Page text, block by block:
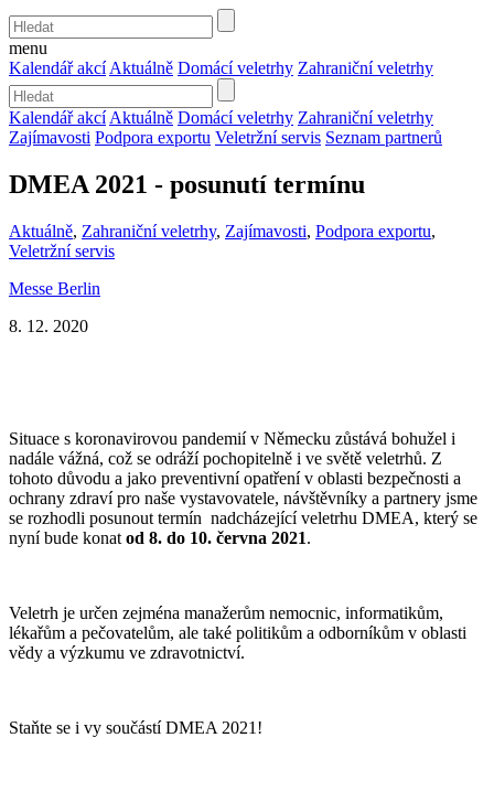
menu
Kalendář akcí Aktuálně Domácí veletrhy Zahraniční veletrhy
Kalendář akcí Aktuálně Domácí veletrhy Zahraniční veletrhy
Zajímavosti Podpora exportu Veletržní servis Seznam partnerů
DMEA 2021 - posunutí termínu
Aktuálně, Zahraniční veletrhy, Zajímavosti, Podpora exportu,
Veletržní servis
Messe Berlin
8. 12. 2020
Situace s koronavirovou pandemií v Německu zůstává bohužel i
nadále vážná, což se odráží pochopitelně i ve světě veletrhů. Z
tohoto důvodu a jako preventivní opatření v oblasti bezpečnosti a
ochrany zdraví pro naše vystavovatele, návštěvníky a partnery jsme
se rozhodli posunout termín nadcházející veletrhu DMEA, který se
nyní bude konat od 8. do 10. června 2021.
Veletrh je určen zejména manažerům nemocnic, informatikům,
lékařům a pečovatelům, ale také politikům a odborníkům v oblasti
vědy a výzkumu ve zdravotnictví.
Staňte se i vy součástí DMEA 2021!